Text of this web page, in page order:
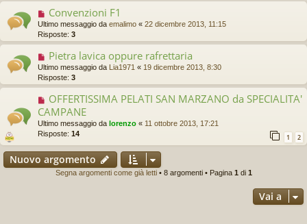
Convenzioni F1
Ultimo messaggio da emalimo « 22 dicembre 2013, 11:15
Risposte: 3
Pietra lavica oppure rafrettaria
Ultimo messaggio da Lia1971 « 19 dicembre 2013, 8:30
Risposte: 3
OFFERTISSIMA PELATI SAN MARZANO da SPECIALITA'
CAMPANE
Ultimo messaggio da lorenzo « 11 ottobre 2013, 17:21
Risposte: 14 1 2
Nuovo argomento
Segna argomenti come già letti• 8 argomenti • Pagina 1 di 1
Vai a